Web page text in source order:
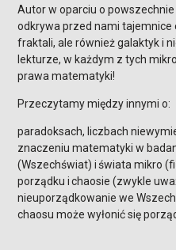
Autor w oparciu o
odkrywa przed nami
fraktali, ale również galaktyk i
lekturze, w każdym z tych
prawa matematyki!
Przeczytamy między innymi o:
paradoksach, liczbach
znaczeniu matematyki w
(Wszechświat) i świata mikro
porządku i chaosie (zwykle
nieuporządkowanie we
chaosu może wyłonić się